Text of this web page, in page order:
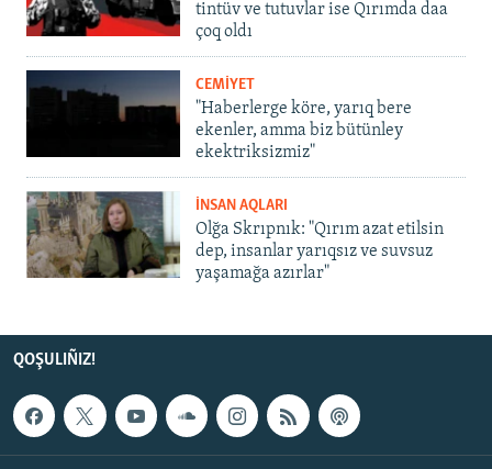
tintüv ve tutuvlar ise Qırımda daa
çoq oldı
CEMİYET
"Haberlerge köre, yarıq bere
ekenler, amma biz bütünley
ekektriksizmiz"
İNSAN AQLARI
Olğa Skrıpnık: "Qırım azat etilsin
dep, insanlar yarıqsız ve suvsuz
yaşamağa azırlar"
QOŞULIÑIZ!